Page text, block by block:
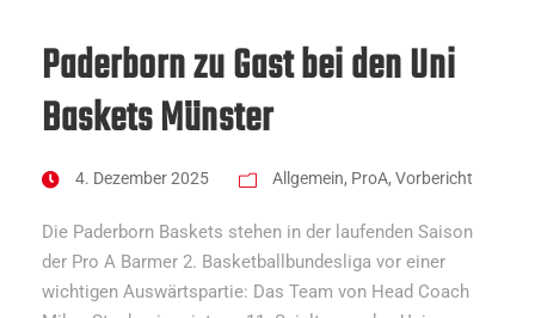
Paderborn zu Gast bei den Uni
Baskets Münster
4. Dezember 2025 Allgemein, ProA, Vorbericht
Die Paderborn Baskets stehen in der laufenden Saison
der Pro A Barmer 2. Basketballbundesliga vor einer
wichtigen Auswärtspartie: Das Team von Head Coach